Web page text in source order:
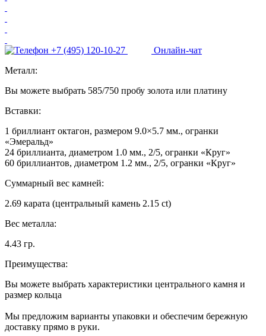
+7 (495) 120-10-27
Онлайн-чат
Металл:
Вы можете выбрать 585/750 пробу золота или платину
Вставки:
1 бриллиант октагон, размером 9.0×5.7 мм., огранки
«Эмеральд»
24 бриллианта, диаметром 1.0 мм., 2/5, огранки «Круг»
60 бриллиантов, диаметром 1.2 мм., 2/5, огранки «Круг»
Суммарный вес камней:
2.69 карата (центральный камень 2.15 ct)
Вес металла:
4.43 гр.
Преимущества:
Вы можете выбрать характеристики центрального камня и
размер кольца
Мы предложим варианты упаковки и обеспечим бережную
доставку прямо в руки.